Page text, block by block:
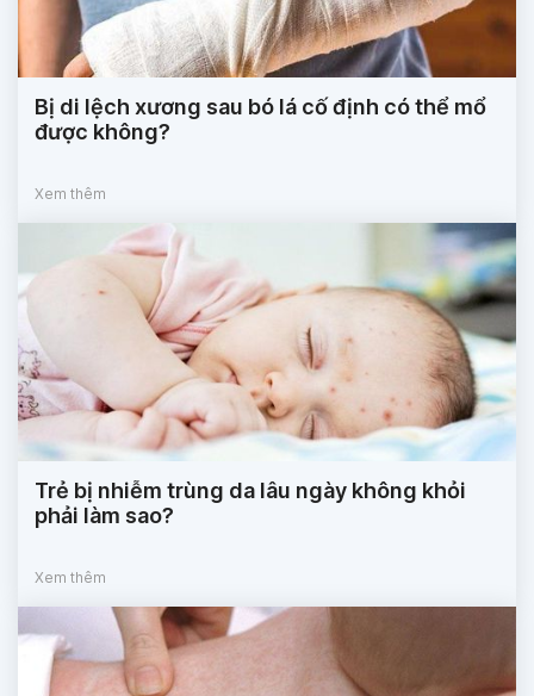
Bị di lệch xương sau bó lá cố định có thể mổ
được không?
Xem thêm
Trẻ bị nhiễm trùng da lâu ngày không khỏi
phải làm sao?
Xem thêm